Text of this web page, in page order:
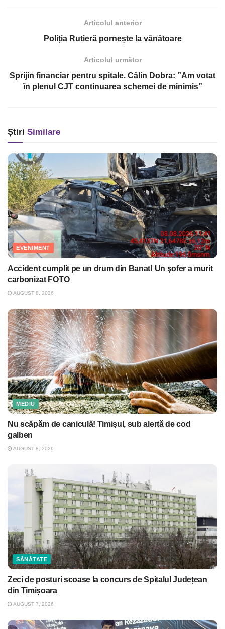
Articolul anterior
Poliția Rutieră pornește la vânătoare
Articolul următor
Sprijin financiar pentru spitale. Călin Dobra: ”Am votat
în plenul CJT continuarea schemei de minimis”
Știri Similare
EVENIMENT
Accident cumplit pe un drum din Banat! Un şofer a murit
carbonizat FOTO
AUGUST 8, 2026
MEDIU
Nu scăpăm de caniculă! Timişul, sub alertă de cod
galben
AUGUST 8, 2026
SĂNĂTATE
Zeci de posturi scoase la concurs de Spitalul Județean
din Timișoara
AUGUST 7, 2026